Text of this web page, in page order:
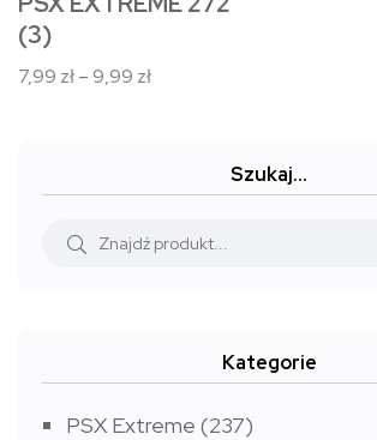
produktu
(3)
7,99 zł–9,99 złZakres
do
Szukaj…
Kategorie
PSX Extreme (237)